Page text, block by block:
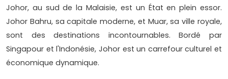
Johor, au sud de la Malaisie, est un État en plein essor.
Johor Bahru, sa capitale moderne, et Muar, sa ville royale,
sont des destinations incontournables. Bordé par
Singapour et l'Indonésie, Johor est un carrefour culturel et
économique dynamique.